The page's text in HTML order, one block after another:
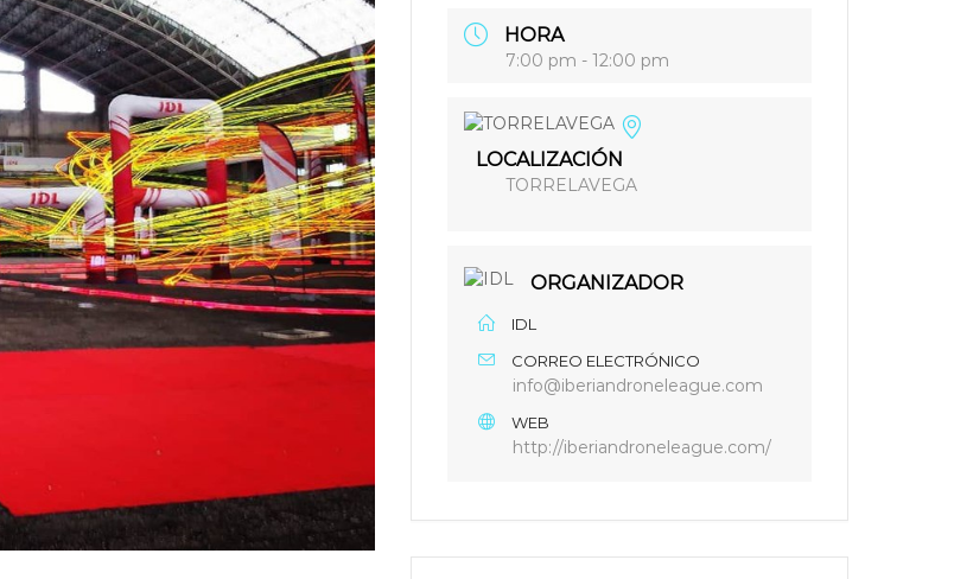
HORA
7:00 pm - 12:00 pm
LOCALIZACIÓN
TORRELAVEGA
ORGANIZADOR
IDL
CORREO ELECTRÓNICO
info@iberiandroneleague.com
WEB
http://iberiandroneleague.com/